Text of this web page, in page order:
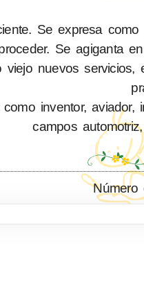
Se expresa
Se agiganta
nuevos
inventor, aviador,
campos